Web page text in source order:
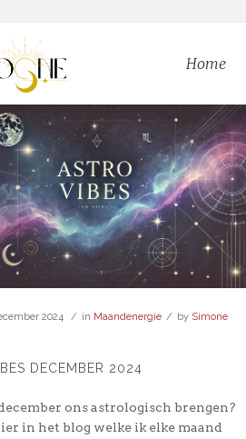
Home
2024 in Maandenergie by Simone
DECEMBER 2024
ons astrologisch brengen?
in het blog welke ik elke maand